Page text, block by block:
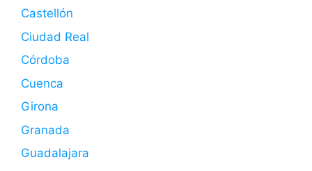
Castellón
Ciudad Real
Córdoba
Cuenca
Girona
Granada
Guadalajara